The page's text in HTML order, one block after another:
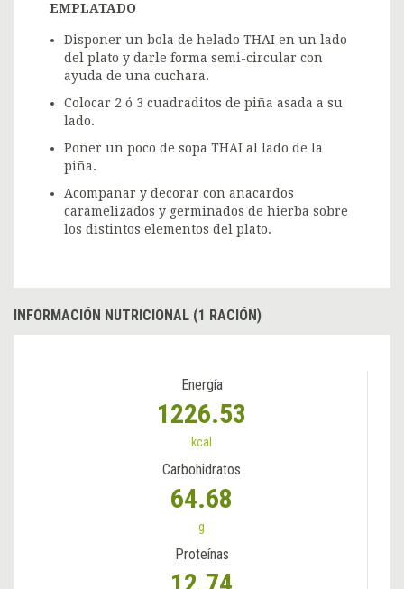
EMPLATADO
Disponer un bola de helado THAI en un lado
del plato y darle forma semi-circular con
ayuda de una cuchara.
Colocar 2 ó 3 cuadraditos de piña asada a su
lado.
Poner un poco de sopa THAI al lado de la
piña.
Acompañar y decorar con anacardos
caramelizados y germinados de hierba sobre
los distintos elementos del plato.
INFORMACIÓN NUTRICIONAL (1 RACIÓN)
Energía
1226.53
kcal
Carbohidratos
64.68
g
Proteínas